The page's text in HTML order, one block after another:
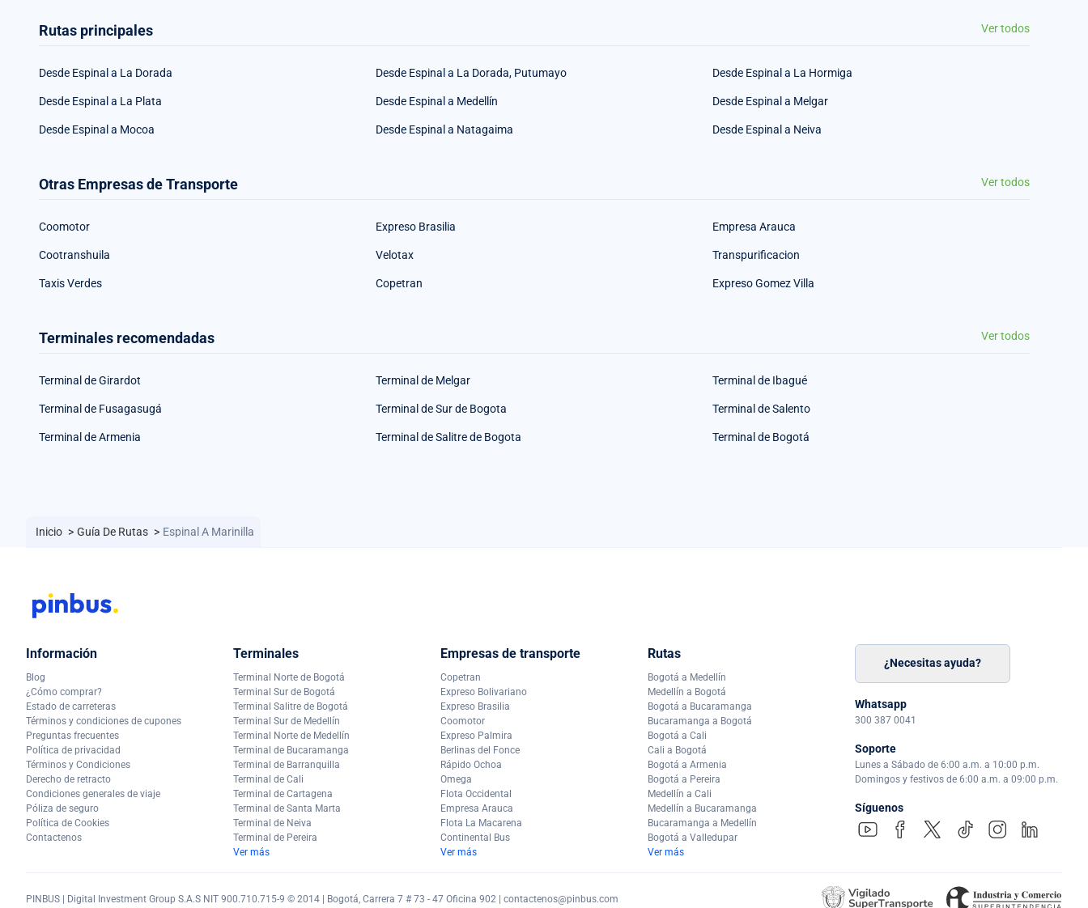
Rutas principales Ver todos
Desde Espinal a La Dorada Desde Espinal a La Dorada, Putumayo Desde Espinal a La Hormiga
Desde Espinal a La Plata Desde Espinal a Medellín Desde Espinal a Melgar
Desde Espinal a Mocoa Desde Espinal a Natagaima Desde Espinal a Neiva
Otras Empresas de Transporte Ver todos
Coomotor Expreso Brasilia Empresa Arauca
Cootranshuila Velotax Transpurificacion
Taxis Verdes Copetran Expreso Gomez Villa
Terminales recomendadas Ver todos
Terminal de Girardot Terminal de Melgar Terminal de Ibagué
Terminal de Fusagasugá Terminal de Sur de Bogota Terminal de Salento
Terminal de Armenia Terminal de Salitre de Bogota Terminal de Bogotá
Inicio > Guía De Rutas > Espinal A Marinilla
Información
Blog
¿Cómo comprar?
Estado de carreteras
Términos y condiciones de cupones
Preguntas frecuentes
Política de privacidad
Términos y Condiciones
Derecho de retracto
Condiciones generales de viaje
Póliza de seguro
Política de Cookies
Contactenos
Terminales
Terminal Norte de Bogotá
Terminal Sur de Bogotá
Terminal Salitre de Bogotá
Terminal Sur de Medellín
Terminal Norte de Medellín
Terminal de Bucaramanga
Terminal de Barranquilla
Terminal de Cali
Terminal de Cartagena
Terminal de Santa Marta
Terminal de Neiva
Terminal de Pereira
Ver más
Empresas de transporte
Copetran
Expreso Bolivariano
Expreso Brasilia
Coomotor
Expreso Palmira
Berlinas del Fonce
Rápido Ochoa
Omega
Flota Occidental
Empresa Arauca
Flota La Macarena
Continental Bus
Ver más
Rutas
Bogotá a Medellín
Medellín a Bogotá
Bogotá a Bucaramanga
Bucaramanga a Bogotá
Bogotá a Cali
Cali a Bogotá
Bogotá a Armenia
Bogotá a Pereira
Medellín a Cali
Medellín a Bucaramanga
Bucaramanga a Medellín
Bogotá a Valledupar
Ver más
¿Necesitas ayuda?
Whatsapp
300 387 0041
Soporte
Lunes a Sábado de 6:00 a.m. a 10:00 p.m.
Domingos y festivos de 6:00 a.m. a 09:00 p.m.
Síguenos
PINBUS | Digital Investment Group S.A.S NIT 900.710.715-9 © 2014 | Bogotá, Carrera 7 # 73 - 47 Oficina 902 | contactenos@pinbus.com